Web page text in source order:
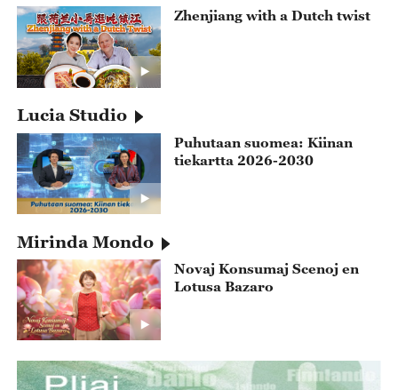
Zhenjiang with a Dutch twist
Lucia Studio
Puhutaan suomea: Kiinan
tiekartta 2026-2030
Mirinda Mondo
Novaj Konsumaj Scenoj en
Lotusa Bazaro